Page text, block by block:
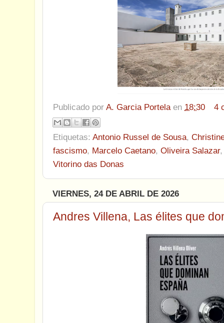
Publicado por A. Garcia Portela en 18:30 4
Etiquetas: Antonio Russel de Sousa,
fascismo, Marcelo Caetano, Oliveira Salazar
Vitorino das Donas
VIERNES, 24 DE ABRIL DE 2026
Andres Villena, Las élites que